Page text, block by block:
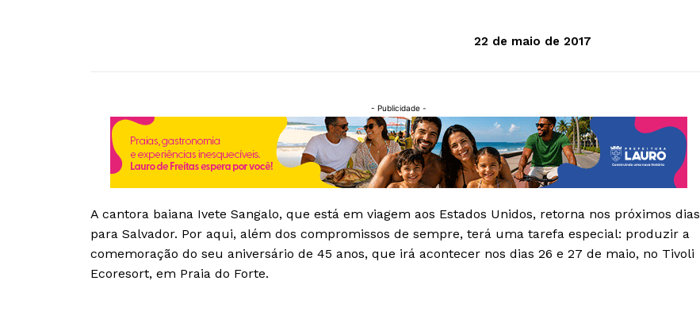
22 de maio de 2017
- Publicidade -
A cantora baiana Ivete Sangalo, que está em viagem aos Estados Unidos, retorna nos próximos dias
para Salvador. Por aqui, além dos compromissos de sempre, terá uma tarefa especial: produzir a
comemoração do seu aniversário de 45 anos, que irá acontecer nos dias 26 e 27 de maio, no Tivoli
Ecoresort, em Praia do Forte.